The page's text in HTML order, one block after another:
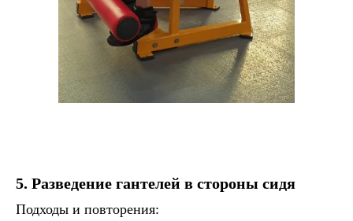
5. Разведение гантелей в стороны сидя
Подходы и повторения: